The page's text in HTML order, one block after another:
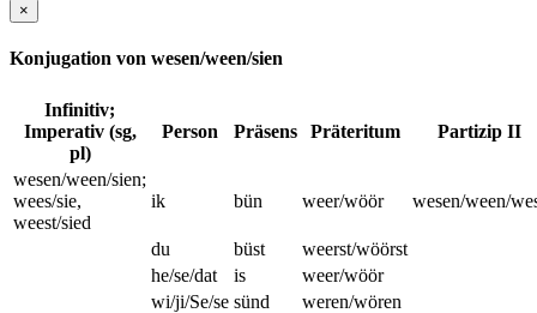
×
Konjugation von wesen/ween/sien
Infinitiv;
Imperativ (sg,
pl)
Person Präsens Präteritum Partizip II
wesen/ween/sien;
wees/sie,
weest/sied
ik bün weer/wöör wesen/ween/
du büst
weerst/wöörst
he/se/dat
is
weer/wöör
wi/ji/Se/se sünd
weren/wören